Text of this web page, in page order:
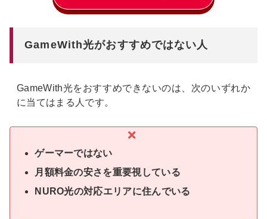
GameWith光がおすすめではない人
GameWith光をおすすめできないのは、次のいずれか
に当てはまる人です。
ゲーマーではない
月額料金の安さを重要視している
NURO光の対応エリアに住んでいる